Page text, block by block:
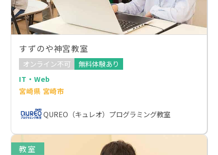
すずのや神宮教室
オンライン不可
無料体験あり
IT・Web
宮崎県 宮崎市
QUREO（キュレオ）プログラミング教室
教室